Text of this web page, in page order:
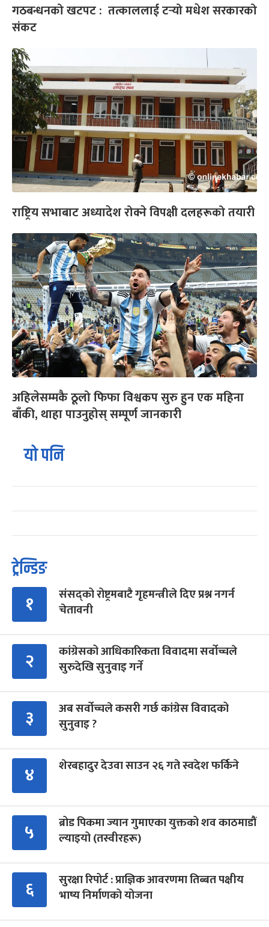
गठबन्धनको खटपट : तत्काललाई टर्‍यो मधेश सरकारको
संकट
राष्ट्रिय सभाबाट अध्यादेश रोक्ने विपक्षी दलहरूको तयारी
अहिलेसम्मकै ठूलो फिफा विश्वकप सुरु हुन एक महिना
बाँकी, थाहा पाउनुहोस् सम्पूर्ण जानकारी
यो पनि
ट्रेन्डिङ
१
संसद्को रोष्ट्रमबाटै गृहमन्त्रीले दिए प्रश्न नगर्न
चेतावनी
२
कांग्रेसको आधिकारिकता विवादमा सर्वोच्चले
सुरुदेखि सुनुवाइ गर्ने
३
अब सर्वोच्चले कसरी गर्छ कांग्रेस विवादको
सुनुवाइ ?
४ शेरबहादुर देउवा साउन २६ गते स्वदेश फर्किने
५
ब्रोड पिकमा ज्यान गुमाएका युक्तको शव काठमाडौं
ल्याइयो (तस्वीरहरू)
६
सुरक्षा रिपोर्ट : प्राज्ञिक आवरणमा तिब्बत पक्षीय
भाष्य निर्माणको योजना